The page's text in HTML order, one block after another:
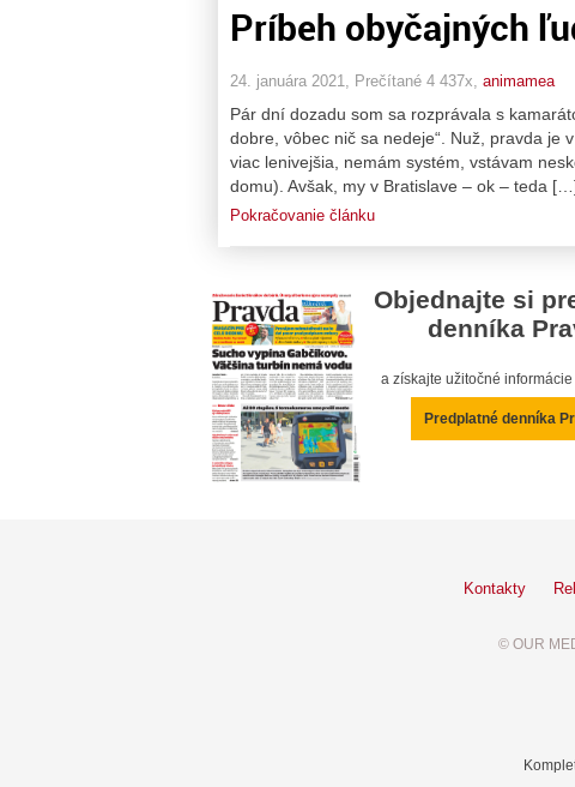
Príbeh obyčajných
24. januára 2021, Prečítané 4 437x, animamea
Pár dní dozadu som sa rozprávala s
dobre, vôbec nič sa nedeje“. Nuž, pravda je
viac lenivejšia, nemám systém, vstávam
domu). Avšak, my v Bratislave – ok – teda
Pokračovanie článku
Objednajte si
denníka
a získajte užitočné
Predplatné denníka
Kontakty
© OUR